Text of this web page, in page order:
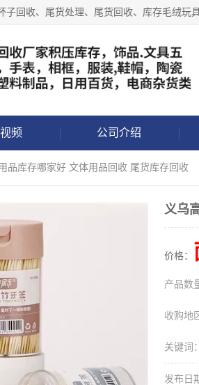
频 公司介绍
品库存哪家好 文体用品回收 尾货库存回收
义乌
价格：
产品数
收购地
关键词：
发布日